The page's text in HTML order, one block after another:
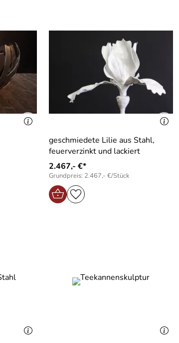
geschmiedete Lilie aus Stahl,
feuerverzinkt und lackiert
2.467,- €*
Grundpreis: 2.467,- €/Stück